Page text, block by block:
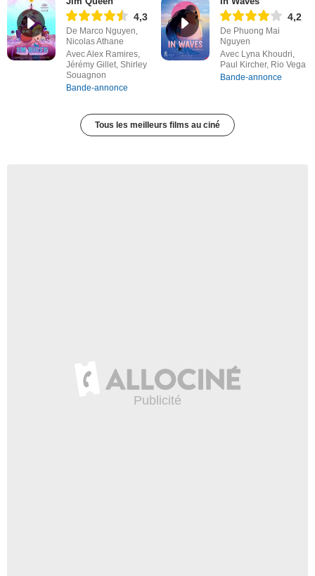
4,3
De Marco Nguyen,
Nicolas Athane
Avec Alex Ramires,
Jérémy Gillet, Shirley
Souagnon
Bande-annonce
4,2
De Phuong Mai
Nguyen
Avec Lyna Khoudri,
Paul Kircher, Rio Vega
Bande-annonce
Tous les meilleurs films au ciné